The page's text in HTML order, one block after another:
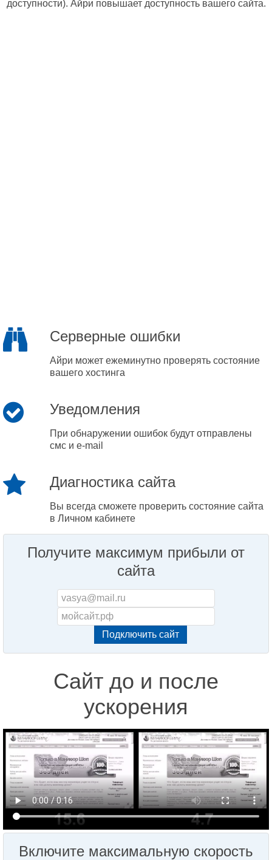
доступности). Айри повышает доступность вашего сайта.
Серверные ошибки
Айри может ежеминутно проверять состояние
вашего хостинга
Уведомления
При обнаружении ошибок будут отправлены
смс и e-mail
Диагностика сайта
Вы всегда сможете проверить состояние сайта
в Личном кабинете
Получите максимум прибыли от
сайта
Сайт до и после
ускорения
Включите максимальную скорость